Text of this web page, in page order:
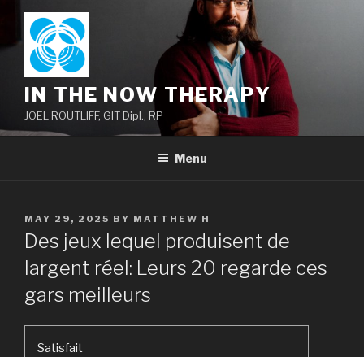
content
IN THE NOW THERAPY
JOEL ROUTLIFF, GIT Dipl., RP
Menu
POSTED
ON
MAY 29, 2025 BY MATTHEW H
Des jeux lequel produisent de
largent réel: Leurs 20 regarde ces
gars meilleurs
Satisfait